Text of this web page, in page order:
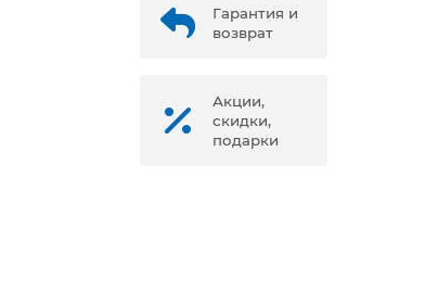
Гарантия и
возврат
Акции,
скидки,
подарки